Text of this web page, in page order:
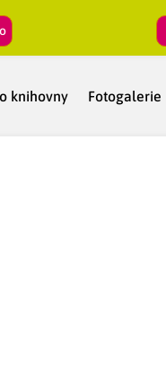
knihovny Fotogalerie